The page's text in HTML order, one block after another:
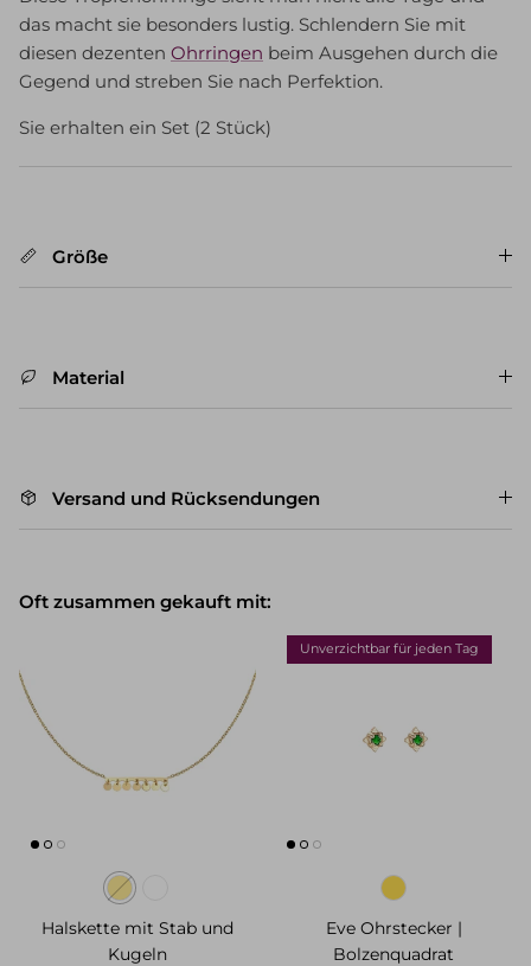
das macht sie besonders lustig. Schlendern Sie mit
diesen dezenten Ohrringen beim Ausgehen durch die
Gegend und streben Sie nach Perfektion.
Sie erhalten ein Set (2 Stück)
Größe
Material
Versand und Rücksendungen
Oft zusammen gekauft mit:
Halskette mit Stab und
Kugeln
Unverzichtbar für jeden Tag
Eve Ohrstecker |
Bolzenquadrat